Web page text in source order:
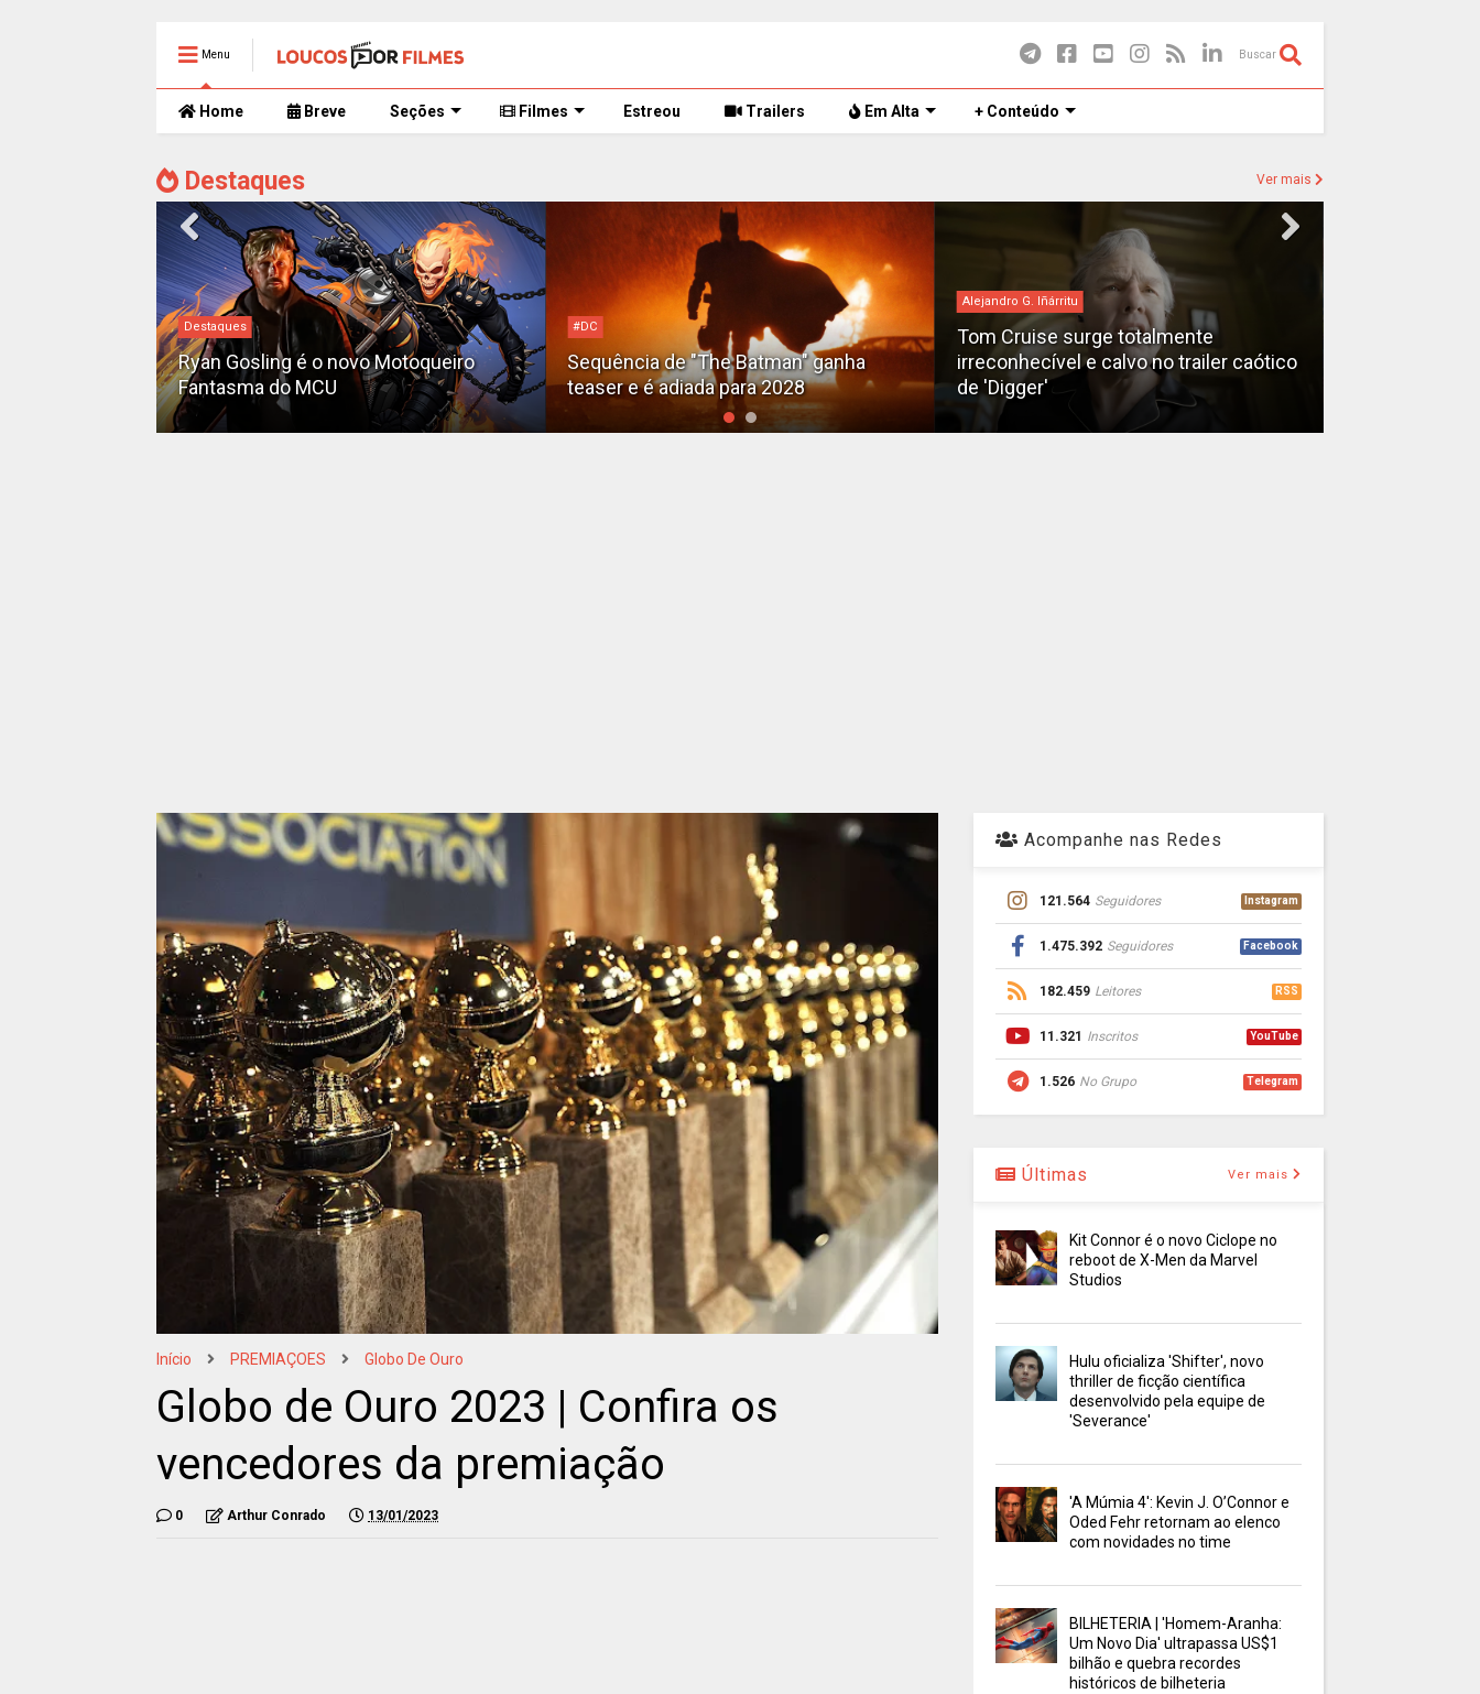
Menu Buscar
Home Breve Seções Filmes Estreou Trailers Em Alta + Conteúdo
Destaques Ver mais
Destaques
Ryan Gosling é o novo Motoqueiro
Fantasma do MCU
#DC
Sequência de "The Batman" ganha
teaser e é adiada para 2028
Alejandro G. Iñárritu
Tom Cruise surge totalmente
irreconhecível e calvo no trailer caótico
de 'Digger'
Início PREMIAÇOES Globo De Ouro
Globo de Ouro 2023 | Confira os
vencedores da premiação
0 Arthur Conrado 13/01/2023
Acompanhe nas Redes
121.564 Seguidores Instagram
1.475.392 Seguidores Facebook
182.459 Leitores RSS
11.321 Inscritos YouTube
1.526 No Grupo Telegram
Últimas Ver mais
Kit Connor é o novo Ciclope no
reboot de X-Men da Marvel
Studios
Hulu oficializa 'Shifter', novo
thriller de ficção científica
desenvolvido pela equipe de
'Severance'
'A Múmia 4': Kevin J. O’Connor e
Oded Fehr retornam ao elenco
com novidades no time
BILHETERIA | 'Homem-Aranha:
Um Novo Dia' ultrapassa US$1
bilhão e quebra recordes
históricos de bilheteria